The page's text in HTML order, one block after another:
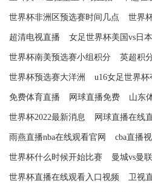
世界杯非洲区预选赛时间几点 世界
超清电视直播 女足世界杯美国vs日本
世界杯南美预选赛小组积分 英超积
世界杯预选赛大洋洲 u16女足世界杯
免费体育直播 网球直播免费 山东
世界杯2022最新消息 网球直播在线
雨燕直播nba在线观看官网 cba直播
世界杯什么时候开始比赛 曼城vs曼
世界杯直播在线观看入口视频 卫视